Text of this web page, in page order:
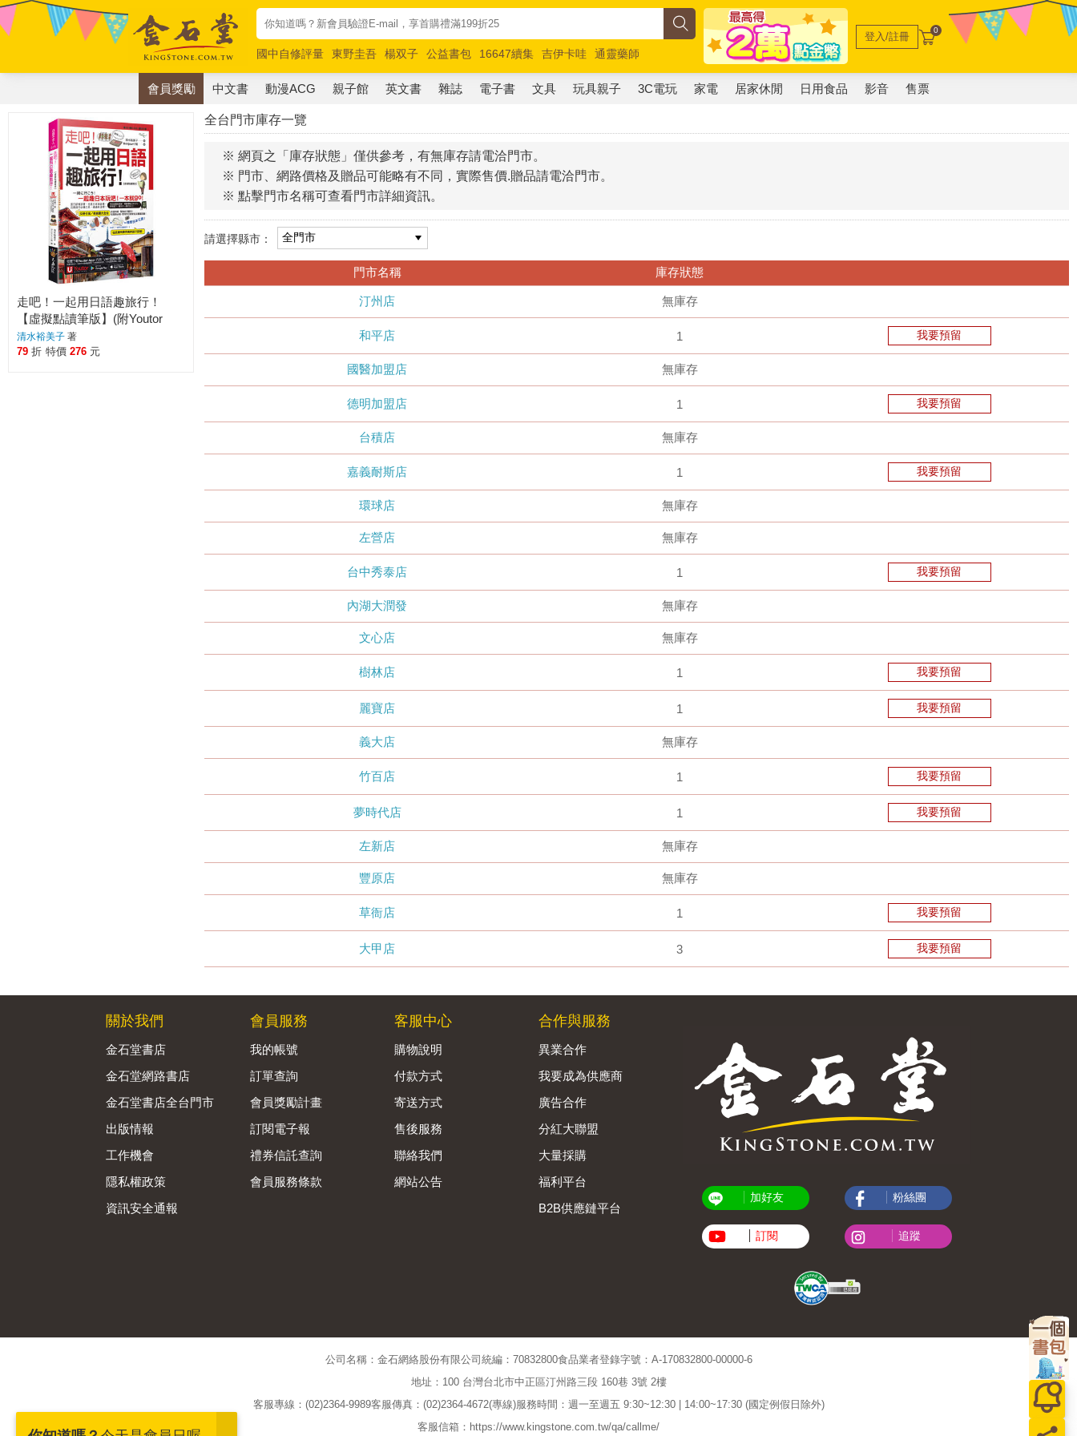
國中自修評量 東野圭吾 楊双子 公益書包 16647續集 吉伊卡哇
通靈藥師
唯紅花綻放
奧德賽 路邊攤新作 馬斯克 玩具總動員5 超慢跑
登入/註冊 0
會員獎勵 中文書 動漫ACG 親子館 英文書 雜誌 電子書 文具 玩具親子 3C電玩 家電 居家休閒 日用食品 影音 售票
全台門市庫存一覽
※ 網頁之「庫存狀態」僅供參考，有無庫存請電洽門市。
※ 門市、網路價格及贈品可能略有不同，實際售價.贈品請電洽門市。
※ 點擊門市名稱可查看門市詳細資訊。
請選擇縣市：
門市名稱 庫存狀態
汀州店 無庫存
和平店 1 我要預留
國醫加盟店 無庫存
德明加盟店 1 我要預留
台積店 無庫存
嘉義耐斯店 1 我要預留
環球店 無庫存
左營店 無庫存
台中秀泰店 1 我要預留
內湖大潤發 無庫存
文心店 無庫存
樹林店 1 我要預留
麗寶店 1 我要預留
義大店 無庫存
竹百店 1 我要預留
夢時代店 1 我要預留
左新店 無庫存
豐原店 無庫存
草衙店 1 我要預留
大甲店 3 我要預留
走吧！一起用日語趣旅行！
【虛擬點讀筆版】(附Youtor
App內含「VRP虛擬點讀筆」＋
防水書套)
清水裕美子 著
79 折 特價 276 元
關於我們
金石堂書店
金石堂網路書店
金石堂書店全台門市
出版情報
工作機會
隱私權政策
資訊安全通報
會員服務
我的帳號
訂單查詢
會員獎勵計畫
訂閱電子報
禮券信託查詢
會員服務條款
客服中心
購物說明
付款方式
寄送方式
售後服務
聯絡我們
網站公告
合作與服務
異業合作
我要成為供應商
廣告合作
分紅大聯盟
大量採購
福利平台
B2B供應鏈平台
加好友
訂閱
粉絲團
追蹤
公司名稱：金石網絡股份有限公司 統編：70832800食品業者登錄字號：A-170832800-00000-6
地址：100 台灣台北市中正區汀州路三段 160巷 3號 2樓
客服專線：(02)2364-9989客服傳真：(02)2364-4672(專線)服務時間：週一至週五 9:30~12:30 | 14:00~17:30 (國定例假日除外)
客服信箱：https://www.kingstone.com.tw/qa/callme/